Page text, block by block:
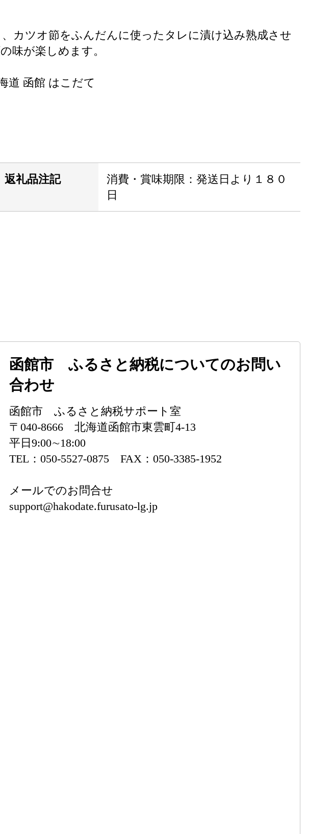
カツオ節をふんだんに使ったタレに漬け込み熟成させ
味が楽しめます。
道 函館 はこだて
返礼品注記
消費・賞味期限：発送日より１８０
日
函館市 ふるさと納税についてのお問い
合わせ
函館市 ふるさと納税サポート室
〒040-8666 北海道函館市東雲町4-13
平日9:00∼18:00
TEL：050-5527-0875 FAX：050-3385-1952
メールでのお問合せ
support@hakodate.furusato-lg.jp